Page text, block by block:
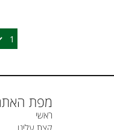
מפת
ראשי
קצת עלינו